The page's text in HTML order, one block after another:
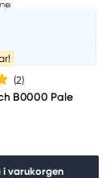
(2)
B0000 Pale
i varukorgen